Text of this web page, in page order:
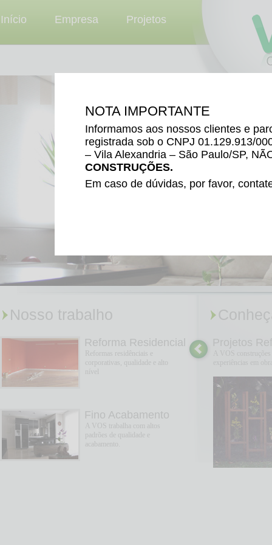
Início Empresa Projetos
Nosso trabalho
Reforma Residencial
Reformas residênciais e
corporativas, qualidade e alto
nível
Fino Acabamento
A VOS trabalha com altos
padrões de qualidade e
acabamento.
Projetos
A VOS
NOTA IMPORTANTE
Informamos aos nossos clientes e
registrada sob o CNPJ 01.129.913/
– Vila Alexandria – São Paulo/SP,
CONSTRUÇÕES.
Em caso de dúvidas, por favor,